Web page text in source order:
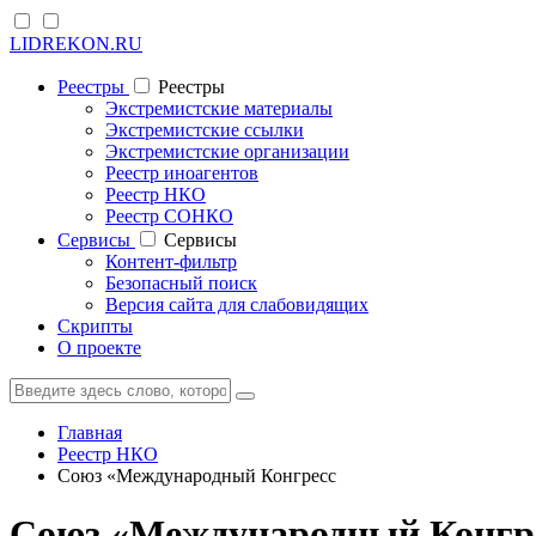
LIDREKON.RU
Реестры
Реестры
Экстремистские материалы
Экстремистские ссылки
Экстремистские организации
Реестр иноагентов
Реестр НКО
Реестр СОНКО
Cервисы
Cервисы
Контент-фильтр
Безопасный поиск
Версия сайта для слабовидящих
Скрипты
О проекте
Главная
Реестр НКО
Союз «Международный Конгресс